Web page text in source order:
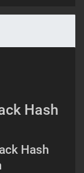
Hash
Hash